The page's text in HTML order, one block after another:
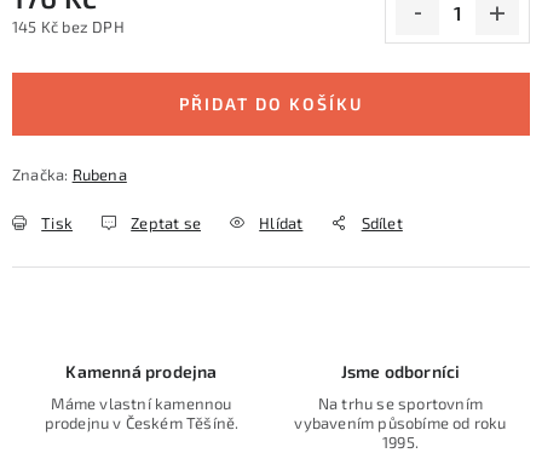
145 Kč bez DPH
PŘIDAT DO KOŠÍKU
Značka: Rubena
Tisk Zeptat se Hlídat Sdílet
Kamenná prodejna
Máme vlastní kamennou
prodejnu v Českém Těšíně.
Jsme odborníci
Na trhu se sportovním
vybavením působíme od roku
1995.